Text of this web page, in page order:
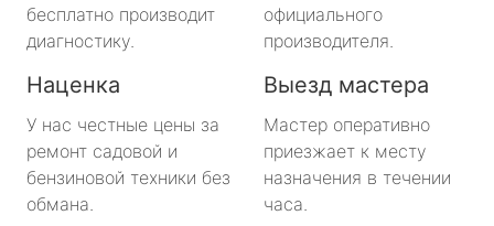
бесплатно производит
диагностику.
официального
производителя.
Наценка
У нас честные цены за
ремонт садовой и
бензиновой техники без
обмана.
Выезд мастера
Мастер оперативно
приезжает к месту
назначения в течении
часа.